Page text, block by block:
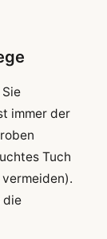
immer der
Tuch
die